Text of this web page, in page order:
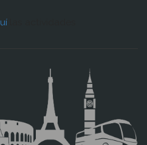
del Imperio Austro-